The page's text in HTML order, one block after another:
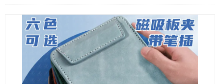
http://xybp.tmall.com http://wzxybp.1688.com